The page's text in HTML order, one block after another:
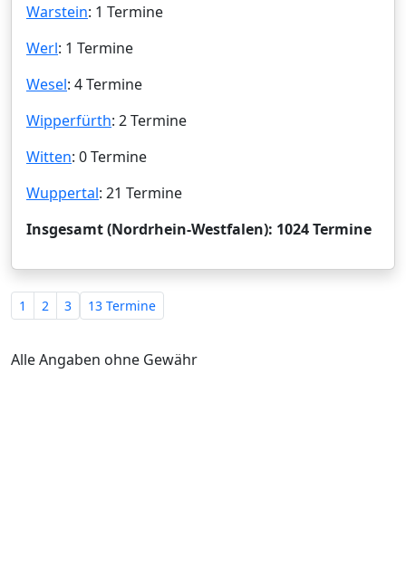
Warstein: 1 Termine
Werl: 1 Termine
Wesel: 4 Termine
Wipperfürth: 2 Termine
Witten: 0 Termine
Wuppertal: 21 Termine
Insgesamt (Nordrhein-Westfalen): 1024 Termine
1 2 3 13 Termine
Alle Angaben ohne Gewähr